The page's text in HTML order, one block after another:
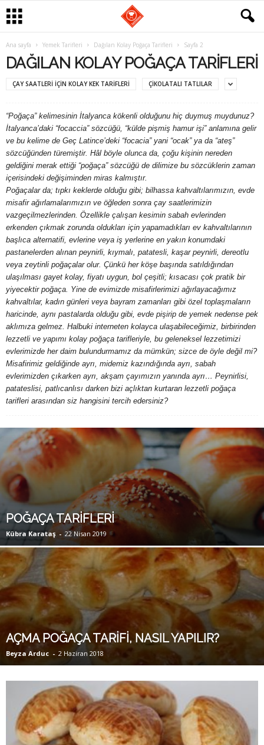
Ana sayfa Yemek Tarifleri Dağılan Kolay Poğaça Tarifleri Sayfa 2
DAĞILAN KOLAY POĞAÇA TARIFLERI
ÇAY SAATLERI IÇIN KOLAY KEK TARIFLERI ÇIKOLATALI TATLILAR
“Poğaça” kelimesinin İtalyanca kökenli olduğunu hiç duymuş muydunuz?
İtalyanca’daki “focaccia” sözcüğü, “külde pişmiş hamur işi” anlamına gelir
ve bu kelime de Geç Latince’deki “focacia” yani “ocak” ya da “ateş”
sözcüğünden türemiştir. Hâl böyle olunca da, çoğu kişinin nereden
geldiğini merak ettiği “poğaça” sözcüğü de dilimize bu sözcüklerin zaman
içerisindeki değişiminden miras kalmıştır.
Poğaçalar da; tıpkı keklerde olduğu gibi; bilhassa kahvaltılarımızın, evde
misafir ağırlamalarımızın ve öğleden sonra çay saatlerimizin
vazgeçilmezlerinden. Özellikle çalışan kesimin sabah evlerinden
erkenden çıkmak zorunda oldukları için yapamadıkları ev kahvaltılarının
başlıca alternatifi, evlerine veya iş yerlerine en yakın konumdaki
pastanelerden alınan peynirli, kıymalı, patatesli, kaşar peynirli, dereotlu
veya zeytinli poğaçalar olur. Çünkü her köşe başında satıldığından
ulaşılması gayet kolay, fiyatı uygun, bol çeşitli; kısacası çok pratik bir
yiyecektir poğaça. Yine de evimizde misafirlerimizi ağırlayacağımız
kahvaltılar, kadın günleri veya bayram zamanları gibi özel toplaşmaların
haricinde, aynı pastalarda olduğu gibi, evde pişirip de yemek nedense pek
aklımıza gelmez. Halbuki interneten kolayca ulaşabileceğimiz, birbirinden
lezzetli ve yapımı kolay poğaça tarifleriyle, bu geleneksel lezzetimizi
evlerimizde her daim bulundurmamız da mümkün; sizce de öyle değil mi?
Misafirimiz geldiğinde ayrı, midemiz kazındığında ayrı, sabah
evlerimizden çıkarken ayrı, akşam çayımızın yanında ayrı… Peynirlisi,
patateslisi, patlıcanlısı darken bizi açlıktan kurtaran lezzetli poğaça
tarifleri arasından siz hangisini tercih edersiniz?
POĞAÇA TARİFLERİ
Kübra Karataş - 22 Nisan 2019
AÇMA POĞAÇA TARİFİ, NASIL YAPILIR?
Beyza Arduc - 2 Haziran 2018